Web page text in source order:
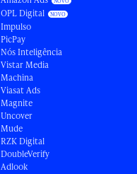
OPL Digital
Impulso
PicPay
Nós Inteligência
Vistar Media
Machina
Viasat Ads
Magnite
Uncover
Mude
RZK Digital
DoubleVerify
Adlook